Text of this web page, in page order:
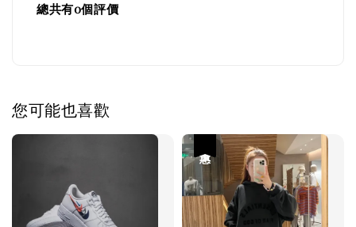
總共有0個評價
您可能也喜歡